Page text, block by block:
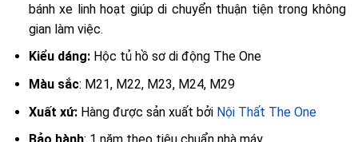
bánh xe linh hoạt giúp di chuyển thuận tiện trong không
gian làm việc.
Kiểu dáng: Hộc tủ hồ sơ di động The One
Màu sắc: M21, M22, M23, M24, M29
Xuất xứ:Hàng được sản xuất bởi Nội Thất The One